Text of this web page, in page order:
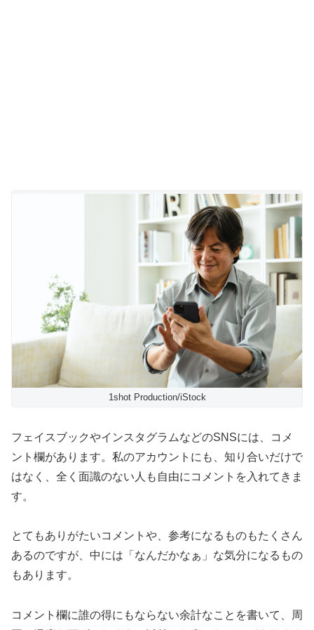
1shot Production/iStock
フェイスブックやインスタグラムなどのSNSには、コメ
ント欄があります。私のアカウントにも、知り合いだけで
はなく、全く面識のない人も自由にコメントを入れてきま
す。
とてもありがたいコメントや、参考になるものもたくさん
あるのですが、中には「なんだかなぁ」な気分になるもの
もあります。
コメント欄に誰の得にもならない余計なことを書いて、周